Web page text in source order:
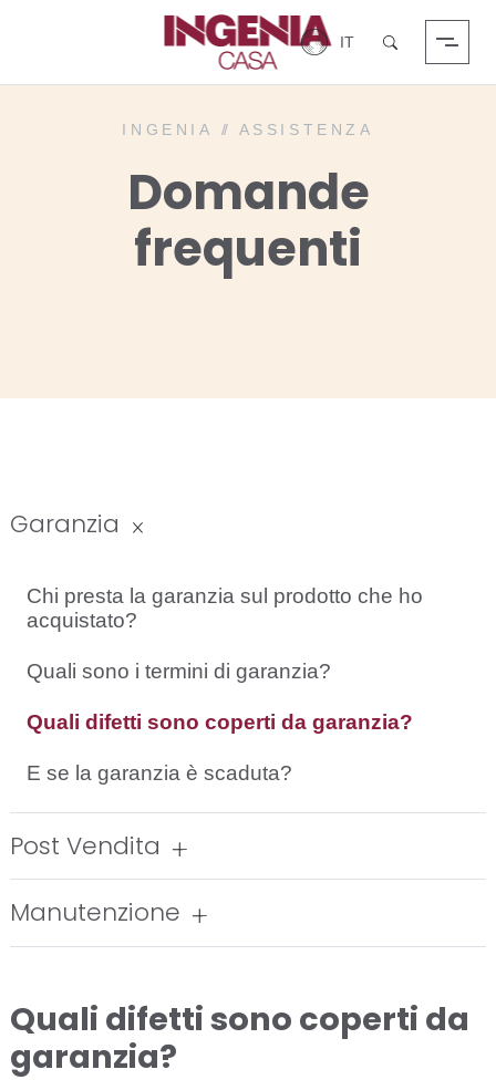
Cerca
Login
INGENIA // ASSISTENZA
Domande
frequenti
Garanzia
Chi presta la garanzia sul prodotto che ho
acquistato?
Quali sono i termini di garanzia?
Quali difetti sono coperti da garanzia?
E se la garanzia è scaduta?
Post Vendita
Manutenzione
Quali difetti sono coperti da
garanzia?